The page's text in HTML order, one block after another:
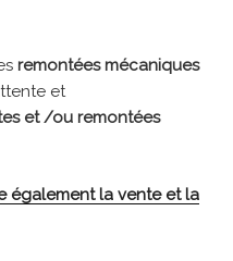
remontées mécaniques
et
et /ou remontées
également la vente et la